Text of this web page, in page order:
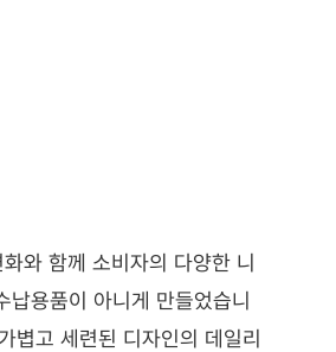
와 함께 소비자의 다양한 니
용품이 아니게 만들었습니
볍고 세련된 디자인의 데일리